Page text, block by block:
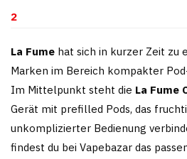
2
La Fume hat sich in kurzer Zeit zu
Marken im Bereich kompakter
Im Mittelpunkt steht die La Fume
Gerät mit prefilled Pods, das
unkomplizierter Bedienung
findest du bei Vapebazar das